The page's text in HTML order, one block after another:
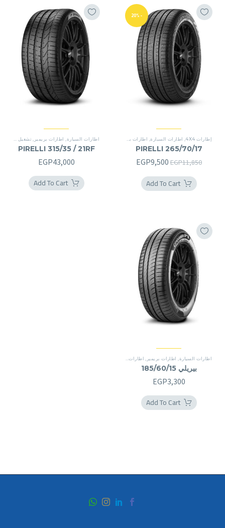
-20%
إطارات 4X4 , اطارات السيارة, اطارات بريمير اطارات بريمير
PIRELLI 265/70/17
EGP11,850
السعر
الأصلي
هو:
EGP9,500
Add To Cart
اطارات السيارة اطارات بريمير تشغيل شقة
PIRELLI 315/35 / 21RF
EGP43,000
Add To Cart
اطارات السيارة اطارات بريمير اطارات بريمير
بيريلي 185/60/15
EGP3,300
Add To Cart